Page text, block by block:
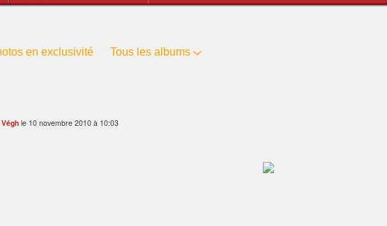
en exclusivité Tous les albums
le 10 novembre 2010 à 10:03